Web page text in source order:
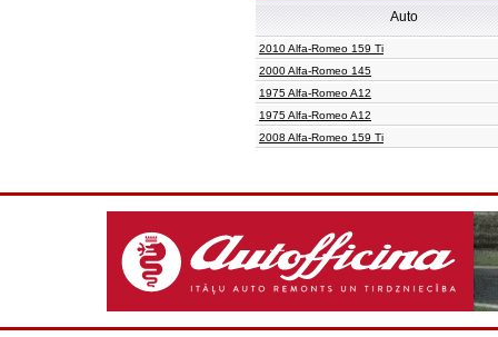
Auto
2010 Alfa-Romeo 159 Ti
2000 Alfa-Romeo 145
1975 Alfa-Romeo A12
1975 Alfa-Romeo A12
2008 Alfa-Romeo 159 Ti